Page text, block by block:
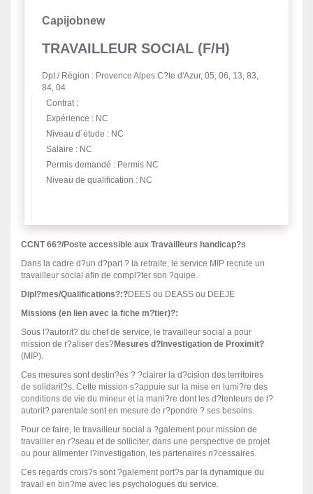
Capijobnew
TRAVAILLEUR SOCIAL (F/H)
Dpt / Région : Provence Alpes C?te d'Azur, 05, 06, 13, 83,
84, 04
Contrat :
Expérience : NC
Niveau d´étude : NC
Salaire : NC
Permis demandé : Permis NC
Niveau de qualification : NC
CCNT 66?/Poste accessible aux Travailleurs handicap?s
Dans la cadre d?un d?part ? la retraite, le service MIP recrute un
travailleur social afin de compl?ter son ?quipe.
Dipl?mes/Qualifications?:?DEES ou DEASS ou DEEJE
Missions (en lien avec la fiche m?tier)?:
Sous l?autorit? du chef de service, le travailleur social a pour
mission de r?aliser des?Mesures d?Investigation de Proximit?
(MIP).
Ces mesures sont destin?es ? ?clairer la d?cision des territoires
de solidarit?s. Cette mission s?appuie sur la mise en lumi?re des
conditions de vie du mineur et la mani?re dont les d?tenteurs de l?
autorit? parentale sont en mesure de r?pondre ? ses besoins.
Pour ce faire, le travailleur social a ?galement pour mission de
travailler en r?seau et de solliciter, dans une perspective de projet
ou pour alimenter l?investigation, les partenaires n?cessaires.
Ces regards crois?s sont ?galement port?s par la dynamique du
travail en bin?me avec les psychologues du service.